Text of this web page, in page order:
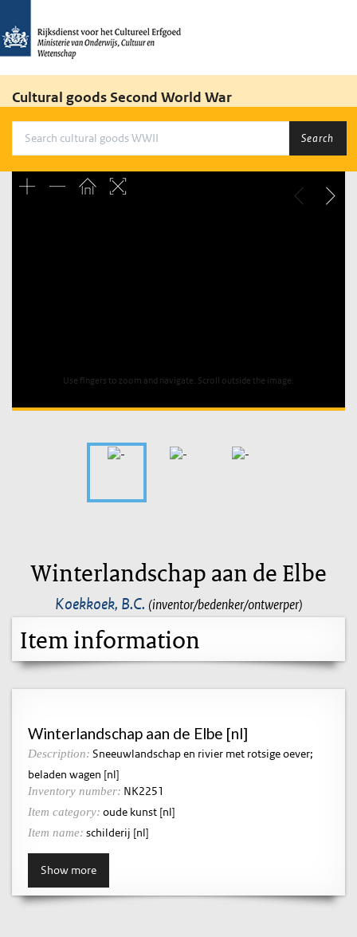
Cultural goods Second World War
Search
Use fingers to zoom and navigate. Scroll outside the image.
Winterlandschap aan de Elbe
Koekkoek, B.C. (inventor/bedenker/ontwerper)
Item information
Winterlandschap aan de Elbe [nl]
Description: Sneeuwlandschap en rivier met rotsige oever;
beladen wagen [nl]
Inventory number: NK2251
Item category: oude kunst [nl]
Item name: schilderij [nl]
Show more